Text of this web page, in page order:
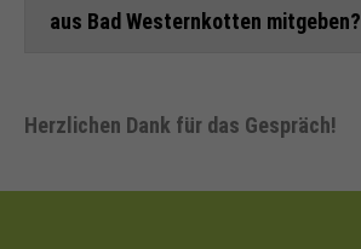
aus Bad Westernkotten mitgeben?
Herzlichen Dank für das Gespräch!